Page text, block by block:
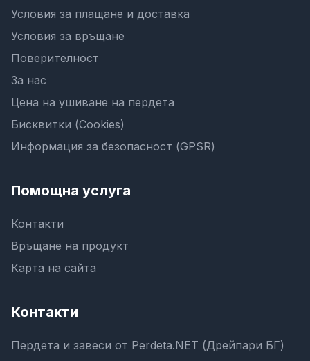
Условия за плащане и доставка
Условия за връщане
Поверителност
За нас
Цена на ушиване на пердета
Бисквитки (Cookies)
Информация за безопасност (GPSR)
Помощна услуга
Контакти
Връщане на продукт
Карта на сайта
Контакти
Пердета и завеси от Perdeta.NET (Дрейпари БГ)